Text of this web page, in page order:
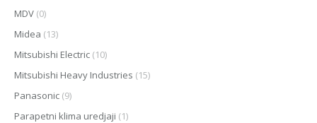
MDV (0)
Midea (13)
Mitsubishi Electric (10)
Mitsubishi Heavy Industries (15)
Panasonic (9)
Parapetni klima uredjaji (1)